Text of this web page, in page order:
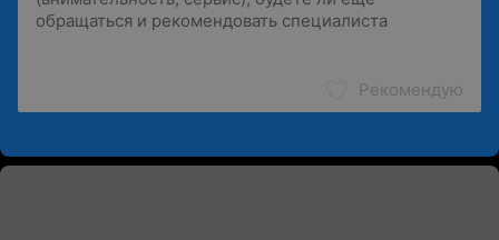
Рекомендую